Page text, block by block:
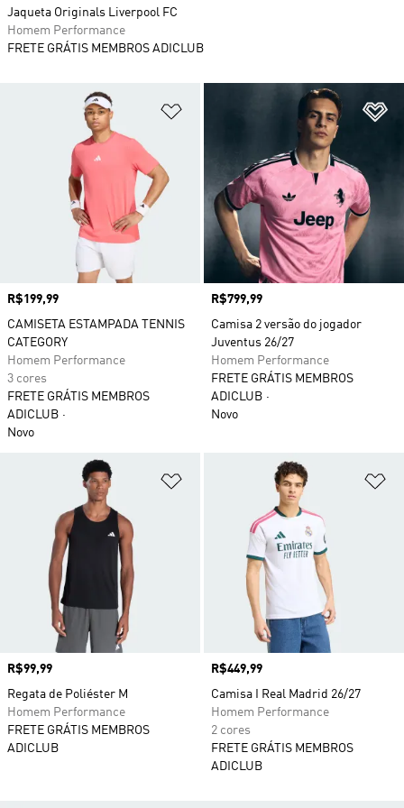
Adicionar à Lista de Desejos
Preço
R$199,99
CAMISETA ESTAMPADA TENNIS
CATEGORY
Homem Performance
3 cores
FRETE GRÁTIS MEMBROS
ADICLUB
Novo
Preço
R$799,99
Camisa 2 versão do jogador
Juventus 26/27
Homem Performance
FRETE GRÁTIS MEMBROS
ADICLUB
Novo
Adicionar à Lista de Desejos
Preço
R$99,99
Regata de Poliéster M
Homem Performance
FRETE GRÁTIS MEMBROS
ADICLUB
Preço
R$449,99
Camisa I Real Madrid 26/27
Homem Performance
2 cores
FRETE GRÁTIS MEMBROS
ADICLUB
Jaqueta Originals Liverpool FC
Homem Performance
FRETE GRÁTIS MEMBROS ADICLUB